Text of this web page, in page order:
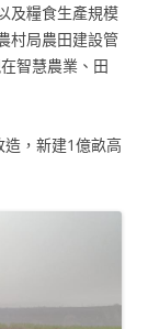
及糧食生產規模
村局農田建設管
智慧農業、田
，新建1億畝高